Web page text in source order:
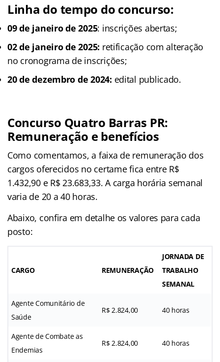
Linha do tempo do concurso:
09 de janeiro de 2025: inscrições abertas;
02 de janeiro de 2025: retificação com alteração
no cronograma de inscrições;
20 de dezembro de 2024: edital publicado.
Concurso Quatro Barras PR:
Remuneração e benefícios
Como comentamos, a faixa de remuneração dos
cargos oferecidos no certame fica entre R$
1.432,90 e R$ 23.683,33. A carga horária semanal
varia de 20 a 40 horas.
Abaixo, confira em detalhe os valores para cada
posto:
CARGO REMUNERAÇÃO
JORNADA DE
TRABALHO
SEMANAL
Agente Comunitário de
Saúde
R$ 2.824,00 40 horas
Agente de Combate as
Endemias
R$ 2.824,00 40 horas